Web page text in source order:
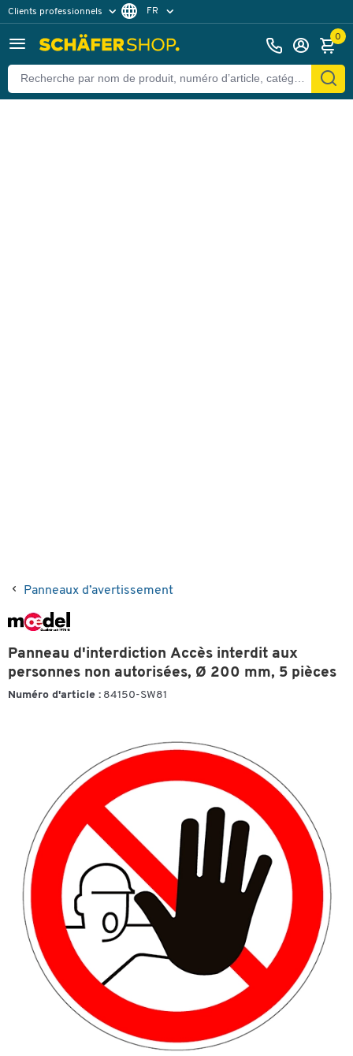
Clients professionnels
Clients particuliers
FR
0
Panneaux d’avertissement
Panneau d'interdiction Accès interdit aux
personnes non autorisées, Ø 200 mm, 5 pièces
Numéro d'article : 84150-SW81
Retour